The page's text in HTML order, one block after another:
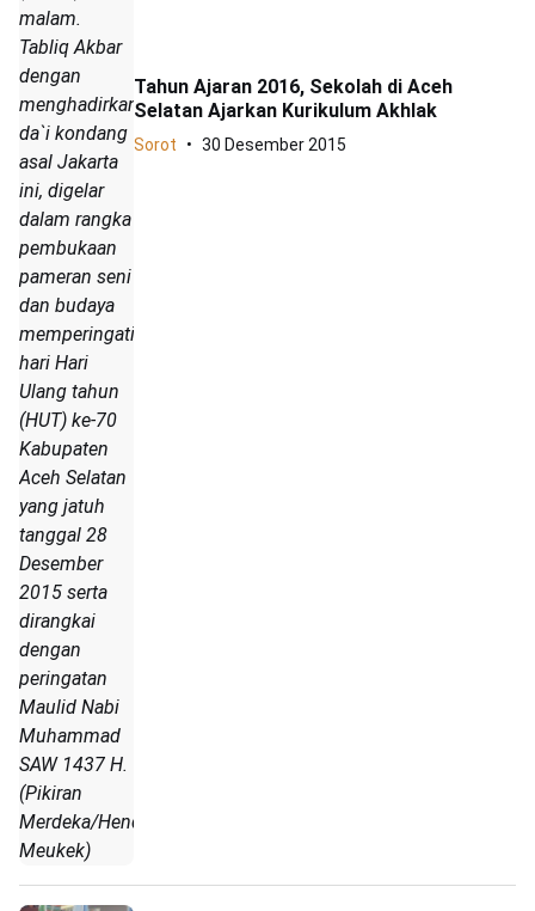
malam.
Tabliq Akbar
dengan
menghadirkan
da`i kondang
asal Jakarta
ini, digelar
dalam rangka
pembukaan
pameran seni
dan budaya
memperingati
hari Hari
Ulang tahun
(HUT) ke-70
Kabupaten
Aceh Selatan
yang jatuh
tanggal 28
Desember
2015 serta
dirangkai
dengan
peringatan
Maulid Nabi
Muhammad
SAW 1437 H.
(Pikiran
Merdeka/Hendrik
Meukek)
Tahun Ajaran 2016, Sekolah di Aceh
Selatan Ajarkan Kurikulum Akhlak
Sorot 30 Desember 2015